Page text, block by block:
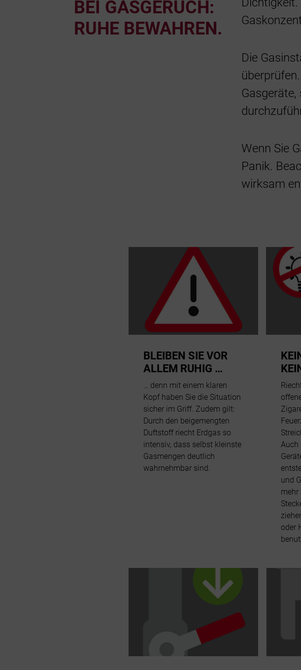
BEI GASGERUCH:
RUHE BEWAHREN.
Die
Wenn Sie
Panik.
wirksam
BLEIBEN SIE VOR
ALLEM RUHIG …
… denn mit einem klaren
Kopf haben Sie die Situation
sicher im Griff. Zudem gilt:
Durch den beigemengten
Duftstoff riecht Erdgas so
intensiv, dass selbst kleinste
Gasmengen deutlich
wahrnehmbar sind.
Auch
und
mehr
oder